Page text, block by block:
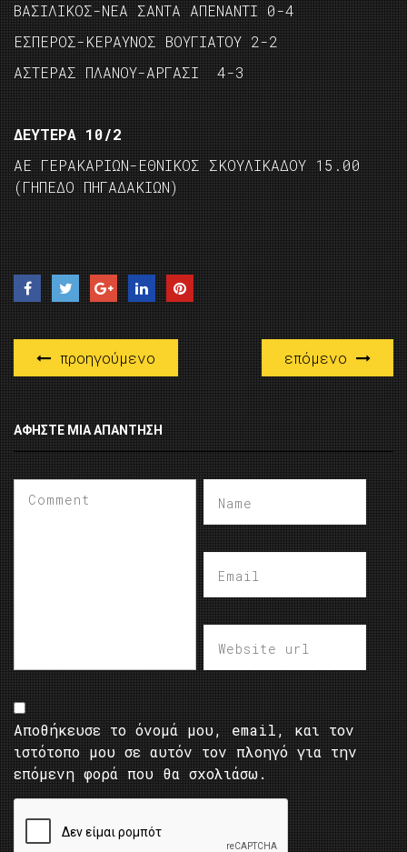
ΒΑΣΙΛΙΚΟΣ-ΝΕΑ ΣΑΝΤΑ ΑΠΕΝΑΝΤΙ 0-4
ΕΣΠΕΡΟΣ-ΚΕΡΑΥΝΟΣ ΒΟΥΓΙΑΤΟΥ 2-2
ΑΣΤΕΡΑΣ ΠΛΑΝΟΥ-ΑΡΓΑΣΙ 4-3
ΔΕΥΤΕΡΑ 10/2
ΑΕ ΓΕΡΑΚΑΡΙΩΝ-ΕΘΝΙΚΟΣ ΣΚΟΥΛΙΚΑΔΟΥ 15.00
(ΓΗΠΕΔΟ ΠΗΓΑΔΑΚΙΩΝ)
προηγούμενο επόμενο
ΑΦΉΣΤΕ ΜΙΑ ΑΠΆΝΤΗΣΗ
Αποθήκευσε το όνομά μου, email, και τον
ιστότοπο μου σε αυτόν τον πλοηγό για την
επόμενη φορά που θα σχολιάσω.